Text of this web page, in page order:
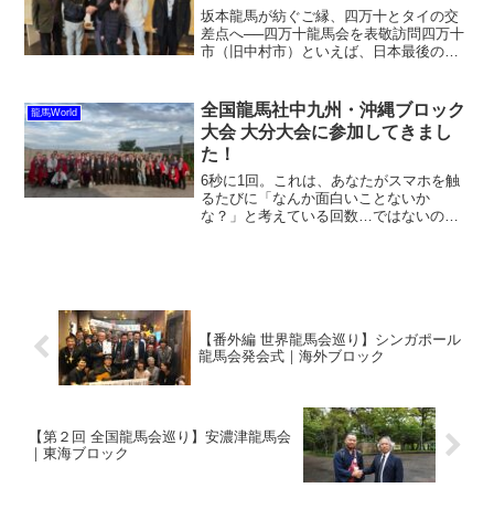
坂本龍馬が紡ぐご縁、四万十とタイの交
差点へ──四万十龍馬会を表敬訪問四万十
市（旧中村市）といえば、日本最後の清
十で、このたび新たに代替わりした四万
十龍馬会の新会長を表敬...
龍馬World
全国龍馬社中九州・沖縄ブロック
大会 大分大会に参加してきまし
た！
6秒に1回。これは、あなたがスマホを触
るたびに「なんか面白いことないか
な？」と考えている回数…ではないので
【番外編 世界龍馬会巡り】シンガポール
龍馬会発会式｜海外ブロック
【第２回 全国龍馬会巡り】安濃津龍馬会
｜東海ブロック